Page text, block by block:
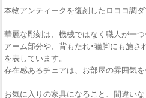
本物アンティークを復刻したロココ調
華麗な彫刻は、機械ではなく職人が一
アーム部分や、背もたれ･猫脚にも施さ
を表しています。
存在感あるチェアは、お部屋の雰囲気を
お気に入りの家具になること、間違い